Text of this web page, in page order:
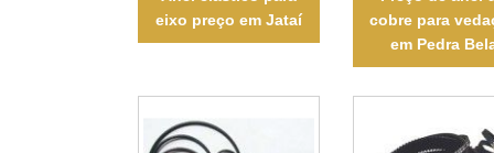
eixo preço em Jataí
cobre para
em Pedra